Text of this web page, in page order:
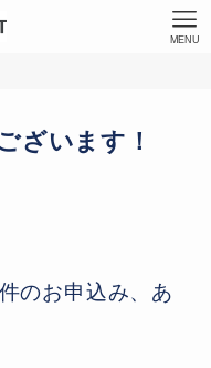
MENU
ざいます！
のお申込み、あ